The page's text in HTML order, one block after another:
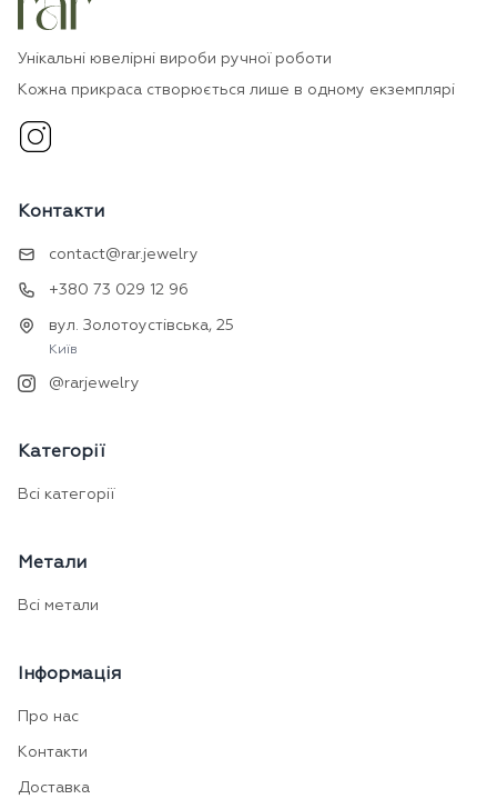
Унікальні ювелірні вироби ручної роботи
Кожна прикраса створюється лише в одному екземплярі
Контакти
contact@rar.jewelry
+380 73 029 12 96
вул. Золотоустівська, 25
Київ
@rarjewelry
Категорії
Всі категорії
Метали
Всі метали
Інформація
Про нас
Контакти
Доставка